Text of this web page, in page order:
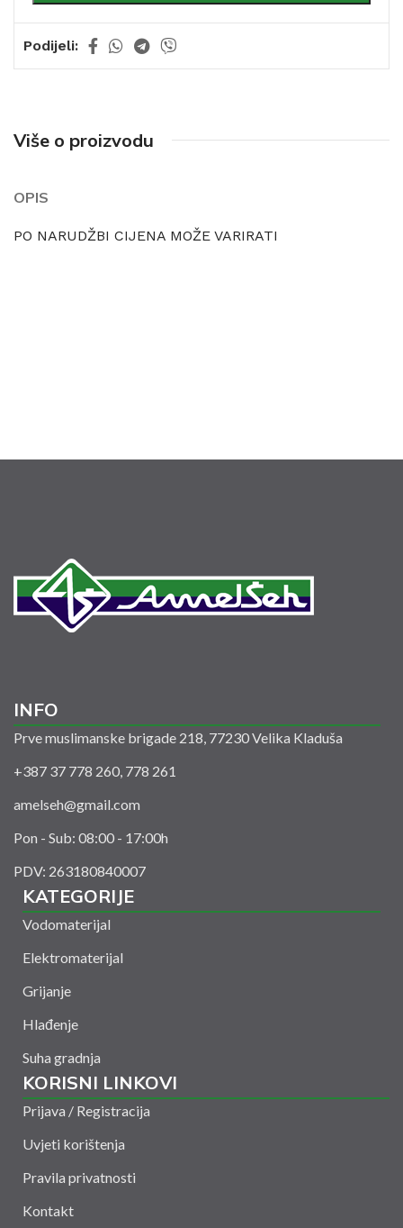
Podijeli:
Više o proizvodu
OPIS
PO NARUDŽBI CIJENA MOŽE VARIRATI
INFO
Prve muslimanske brigade 218, 77230 Velika Kladuša
+387 37 778 260, 778 261
amelseh@gmail.com
Pon - Sub: 08:00 - 17:00h
PDV: 263180840007
KATEGORIJE
Vodomaterijal
Elektromaterijal
Grijanje
Hlađenje
Suha gradnja
KORISNI LINKOVI
Prijava / Registracija
Uvjeti korištenja
Pravila privatnosti
Kontakt